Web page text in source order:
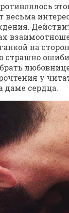
весьма
на
страшно
у
даме сердца.